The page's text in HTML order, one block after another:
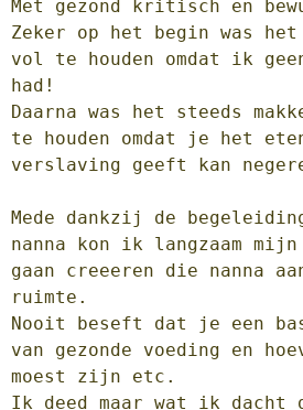
Met gezond kritisch en
Zeker op het begin was
vol te houden omdat ik
had!
Daarna was het steeds
te houden omdat je het
verslaving geeft kan
Mede dankzij de
nanna kon ik langzaam
gaan creeeren die nanna
ruimte.
Nooit beseft dat je een
van gezonde voeding en
moest zijn etc.
Ik deed maar wat ik dacht